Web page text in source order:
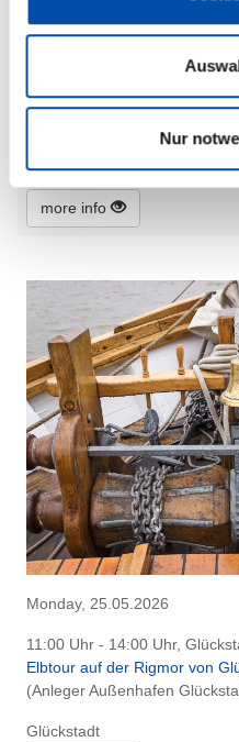
Nur
Radtour am Mühlentag nach
Itzehoe
more info
Monday, 25.05.2026
11:00 Uhr - 14:00 Uhr,
Elbtour auf der Rigmor von
(Anleger Außenhafen
Glückstadt